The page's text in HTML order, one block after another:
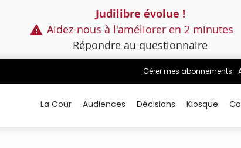
Judilibre évolue !
Aidez-nous à l'améliorer en 2 minutes
Répondre au questionnaire
Gérer mes abonnements
La Cour Audiences Décisions Kiosque